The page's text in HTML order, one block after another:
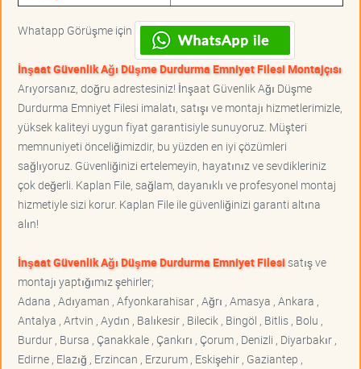
Whatapp Görüşme için
İnşaat Güvenlik Ağı Düşme Durdurma Emniyet Filesi Montajçısı
Arıyorsanız, doğru adrestesiniz! İnşaat Güvenlik Ağı Düşme
Durdurma Emniyet Filesi imalatı, satışı ve montajı hizmetlerimizle,
yüksek kaliteyi uygun fiyat garantisiyle sunuyoruz. Müşteri
memnuniyeti önceliğimizdir, bu yüzden en iyi çözümleri
sağlıyoruz. Güvenliğinizi ertelemeyin, hayatınız ve sevdikleriniz
çok değerli. Kaplan File, sağlam, dayanıklı ve profesyonel montaj
hizmetiyle sizi korur. Kaplan File ile güvenliğinizi garanti altına
alın!
İnşaat Güvenlik Ağı Düşme Durdurma Emniyet Filesisatış ve
montajı yaptığımız şehirler;
Adana , Adıyaman , Afyonkarahisar , Ağrı , Amasya , Ankara ,
Antalya , Artvin , Aydın , Balıkesir , Bilecik , Bingöl , Bitlis , Bolu ,
Burdur , Bursa , Çanakkale , Çankırı , Çorum , Denizli , Diyarbakır ,
Edirne , Elazığ , Erzincan , Erzurum , Eskişehir , Gaziantep ,